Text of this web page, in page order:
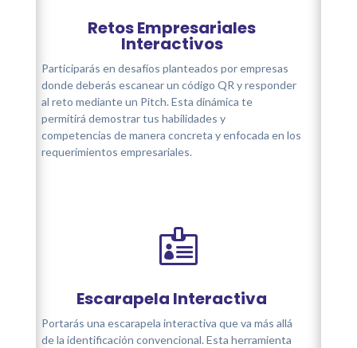
Retos Empresariales
Interactivos
Participarás en desafíos planteados por empresas
donde deberás escanear un código QR y responder
al reto mediante un Pitch. Esta dinámica te
permitirá demostrar tus habilidades y
competencias de manera concreta y enfocada en los
requerimientos empresariales.

Escarapela Interactiva
Portarás una escarapela interactiva que va más allá
de la identificación convencional. Esta herramienta